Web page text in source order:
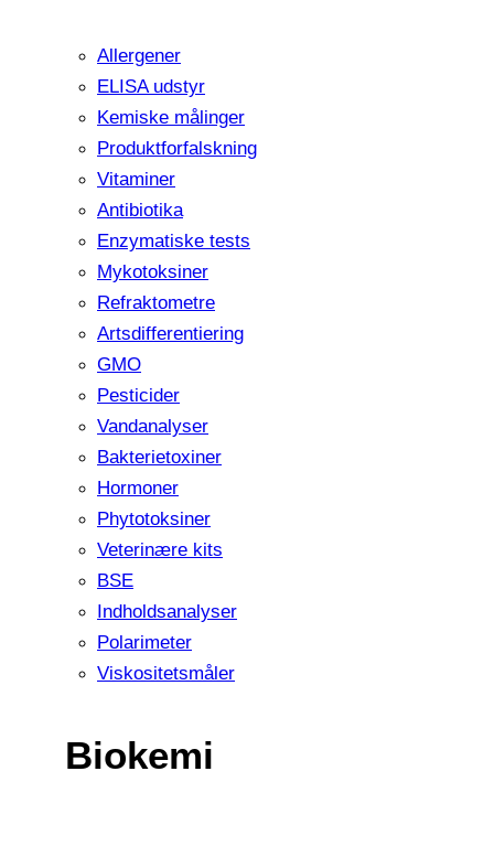
Allergener
ELISA udstyr
Kemiske målinger
Produktforfalskning
Vitaminer
Antibiotika
Enzymatiske tests
Mykotoksiner
Refraktometre
Artsdifferentiering
GMO
Pesticider
Vandanalyser
Bakterietoxiner
Hormoner
Phytotoksiner
Veterinære kits
BSE
Indholdsanalyser
Polarimeter
Viskositetsmåler
Biokemi